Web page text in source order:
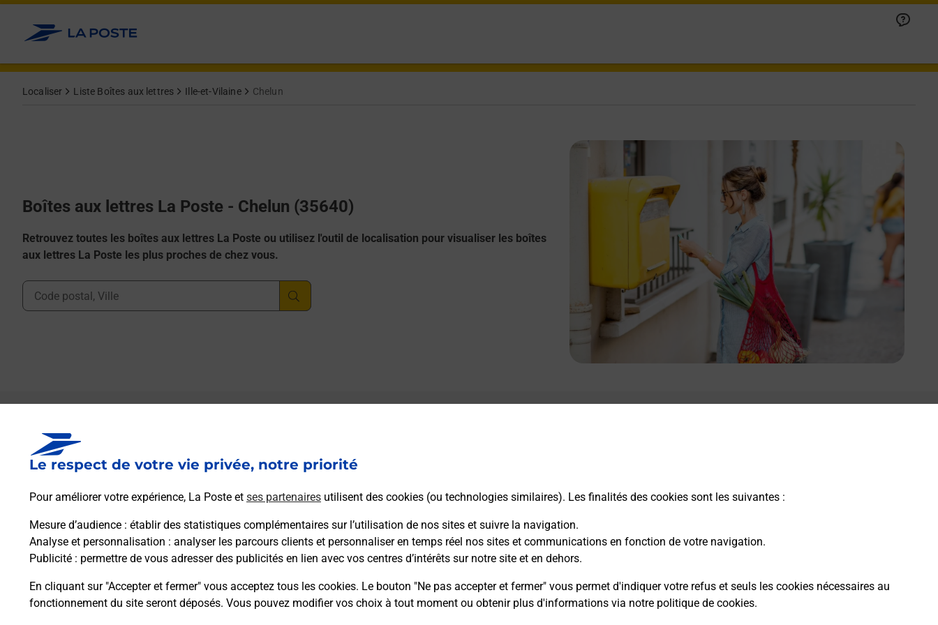
Le respect de votre vie privée, notre priorité
Pour améliorer votre expérience, La Poste et ses partenaires utilisent des cookies (ou technologies similaires). Les finalités des cookies sont les suivantes :
Mesure d’audience : établir des statistiques complémentaires sur l’utilisation de nos sites et suivre la navigation.
Analyse et personnalisation : analyser les parcours clients et personnaliser en temps réel nos sites et communications en fonction de votre navigation.
Publicité : permettre de vous adresser des publicités en lien avec vos centres d’intérêts sur notre site et en dehors.
En cliquant sur "Accepter et fermer" vous acceptez tous les cookies. Le bouton "Ne pas accepter et fermer" vous permet d'indiquer votre refus et seuls les cookies nécessaires au
fonctionnement du site seront déposés. Vous pouvez modifier vos choix à tout moment ou obtenir plus d'informations via notre politique de cookies.
Allez au contenu
Localiser Liste Boîtes aux lettres Ille-et-Vilaine Chelun
Boîtes aux lettres La Poste - Chelun (35640)
Retrouvez toutes les boîtes aux lettres La Poste ou utilisez l'outil de localisation pour visualiser les boîtes
aux lettres La Poste les plus proches de chez vous.
Ville, Département, Code Postal
Boîte aux lettres La Poste
Prochaine collecte du courrier samedi à
35640 Chelun
Itinéraire